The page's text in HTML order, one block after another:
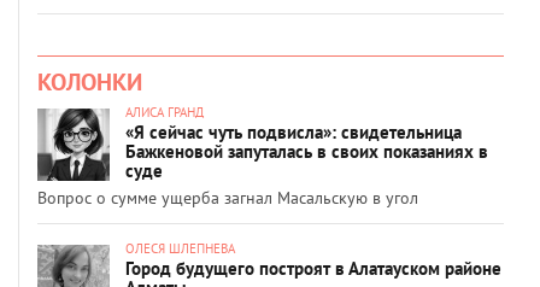
КОЛОНКИ
АЛИСА ГРАНД
«Я сейчас чуть подвисла»: свидетельница
Бажкеновой запуталась в своих показаниях в
суде
Вопрос о сумме ущерба загнал Масальскую в угол
ОЛЕСЯ ШЛЕПНЕВА
Город будущего построят в Алатауском районе